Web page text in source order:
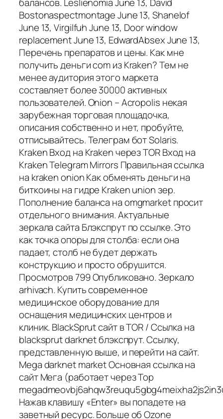
балансов. Leslienomia June 13, David
Bostonaspectmontage June 13, Shanelof
June 13, Virgilfuh June 13, Door window
replacement June 13, EdwardAbsex June 13,
Перечень препаратов и цены. Как мне
получить деньги com из Kraken? Тем не
менее аудитория этого маркета
составляет более 30000 активных
пользователей. Onion – Acropolis некая
зарубежная торговая площадочка,
описания собственно и нет, пробуйте,
отписывайтесь. Телеграм бот Solaris.
Kraken Вход на Kraken через TOR Вход на
Kraken Telegram Mirrors Правильная ссылка
на kraken onion Как обменять деньги на
биткоины на гидре Kraken union зер.
Пополнение баланса на omgmarket просит
отдельного внимания. Актуальные
зеркала сайта Блэкспрут по ссылке. Это
как точка опоры для столба: если она
падает, столб не будет держать
конструкцию и просто обрушится.
Просмотров 799 Опубликовано. Зеркало
arhivach. Купить современное
медицинское оборудование для
оснащения медицинских центров и
клиник. BlackSprut сайт в TOR / Ссылка на
blacksprut darknet блэкспрут. Ссылку,
представленную выше, и перейти на сайт.
Mega darknet market Основная ссылка на
сайт Мега (работает через Тор
Нажав клавишу «Enter» вы попадете на
заветный ресурс. Больше об Ozone